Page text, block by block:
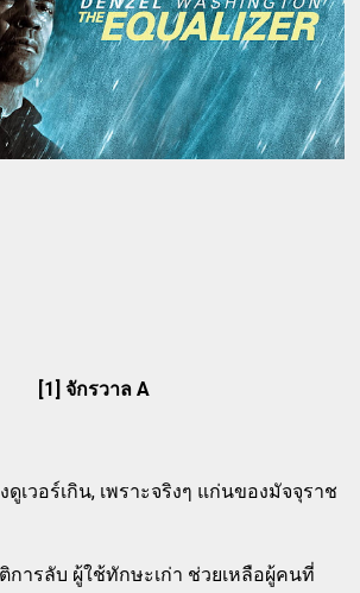
[1] จักรวาล A
ดูเวอร์เกิน, เพราะจริงๆ แก่นของมัจจุราช
การลับ ผู้ใช้ทักษะเก่า ช่วยเหลือผู้คนที่